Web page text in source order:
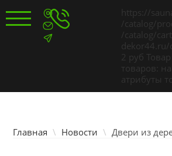
TPL_PROTOSTAR_TOGGLE_MENU
Каталог товаров
Услуги
https://
/catalog/
/catalog/
dekor44.ru/
2 руб
товаров:
атрибуты
Главная \ Новости \ Двери из